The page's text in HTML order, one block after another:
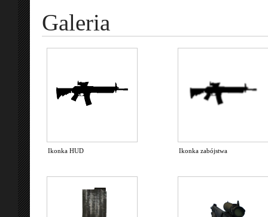
Galeria
Ikonka HUD Ikonka zabójstwa